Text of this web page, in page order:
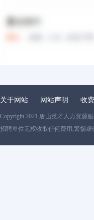
关于网站 网站声明 收
Copyright 2021 唐山英才人力资源
招聘单位无权收取任何费用,警惕